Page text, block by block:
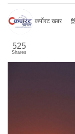
कर्पोरट खबर
525
Shares